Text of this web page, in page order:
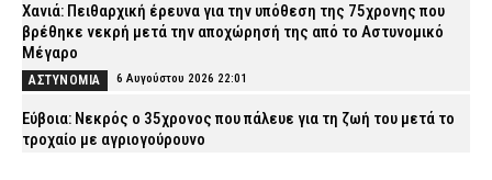
Χανιά: Πειθαρχική έρευνα για την υπόθεση της 75χρονης που
βρέθηκε νεκρή μετά την αποχώρησή της από το Αστυνομικό
Μέγαρο
ΑΣΤΥΝΟΜΙΑ 6 Αυγούστου 2026 22:01
Εύβοια: Νεκρός ο 35χρονος που πάλευε για τη ζωή του μετά το
τροχαίο με αγριογούρουνο